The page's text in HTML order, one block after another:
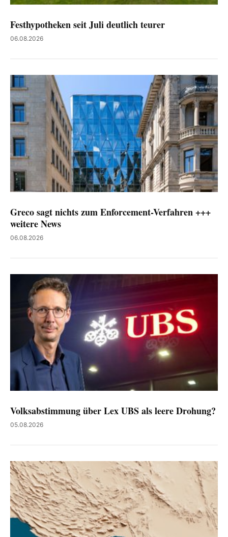
Festhypotheken seit Juli deutlich teurer
06.08.2026
Greco sagt nichts zum Enforcement-Verfahren +++
weitere News
06.08.2026
Volksabstimmung über Lex UBS als leere Drohung?
05.08.2026